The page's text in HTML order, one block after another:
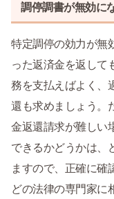
調停調書が無効に
特定調停の効力が無
った返済金を返して
務を支払えばよく、
還も求めましょう。
金返還請求が難しい
できるかどうかは、
ますので、正確に確
どの法律の専門家に